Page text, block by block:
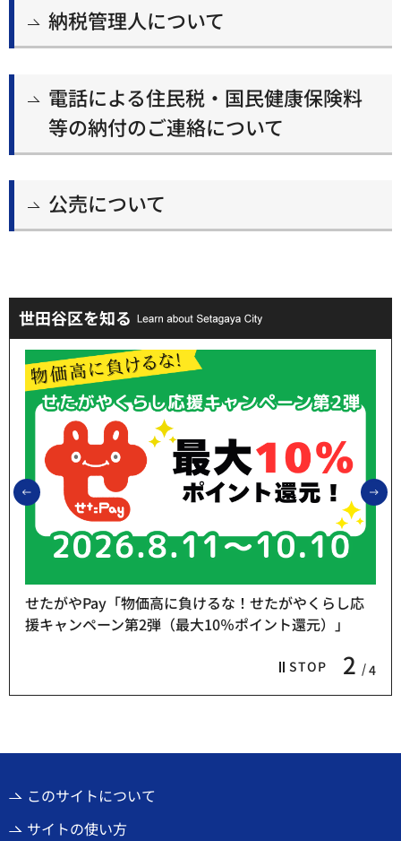
納税管理人について
電話による住民税・国民健康保険料
等の納付のご連絡について
公売について
世田谷区を知る
前のスライドを表示
STOP 2 4
せたがやPay「物価高に負けるな！せたがやくらし応
援キャンペーン第2弾（最大10％ポイント還元）」
このサイトについて
サイトの使い方